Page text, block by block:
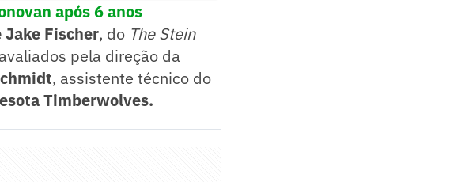
após 6 anos
Jake Fischer, do The Stein
pela direção da
, assistente técnico do
Timberwolves.